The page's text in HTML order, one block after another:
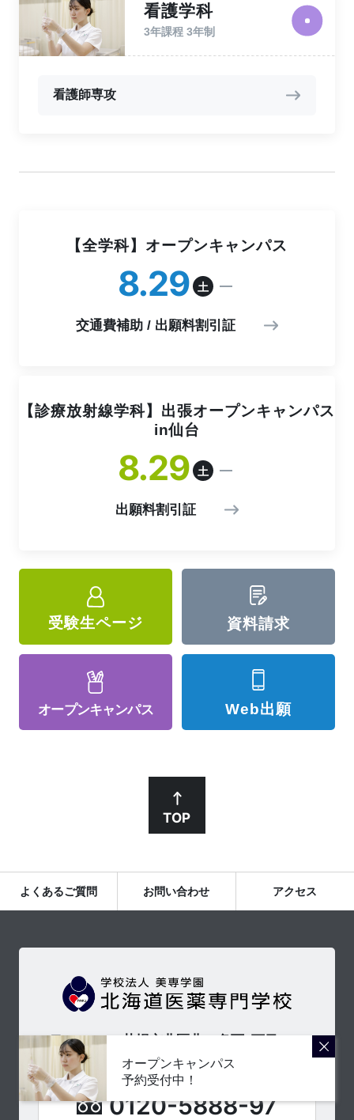
看護学科
3年課程 3年制
看護師専攻
【全学科】オープンキャンパス
8 29 土
交通費補助 / 出願料割引証
【診療放射線学科】出張オープンキャンパス
in仙台
8 29 土
出願料割引証
受験生ページ 資料請求
オープンキャンパス Web出願
TOP
よくあるご質問 お問い合わせ アクセス
〒001-0024 札幌市北区北24条西6丁目2-10
011-716-1950 (代表)
0120-5888-97
オープンキャンパス
予約受付中！